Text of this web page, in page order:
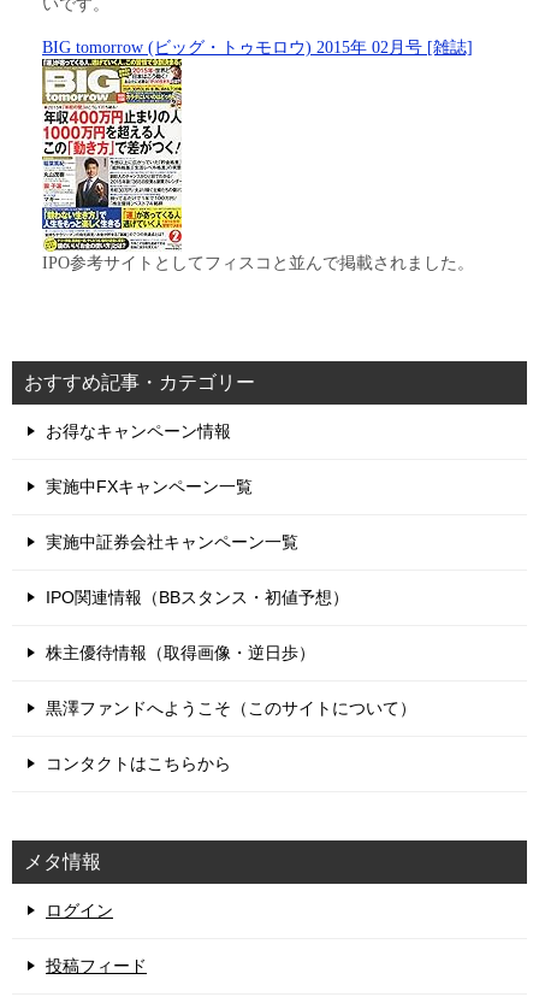
いです。
BIG tomorrow (ビッグ・トゥモロウ) 2015年 02月号 [雑誌]
IPO参考サイトとしてフィスコと並んで掲載されました。
おすすめ記事・カテゴリー
お得なキャンペーン情報
実施中FXキャンペーン一覧
実施中証券会社キャンペーン一覧
IPO関連情報（BBスタンス・初値予想）
株主優待情報（取得画像・逆日歩）
黒澤ファンドへようこそ（このサイトについて）
コンタクトはこちらから
メタ情報
ログイン
投稿フィード